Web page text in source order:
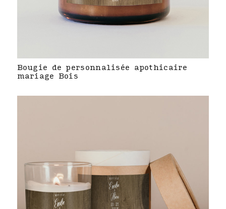
Bougie de personnalisée apothicaire
mariage Bois